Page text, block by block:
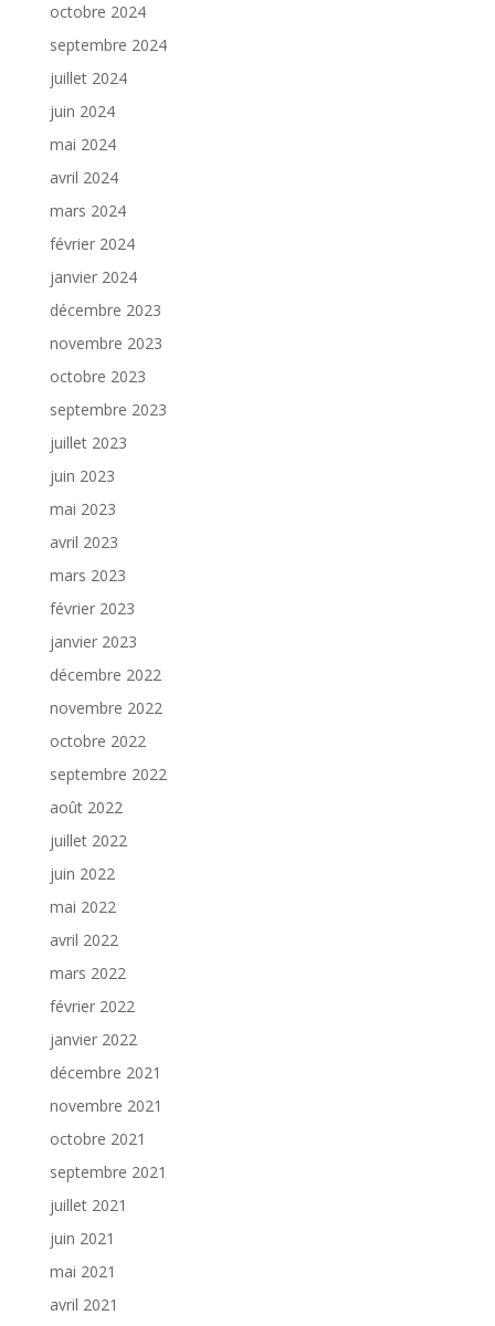
octobre 2024
septembre 2024
juillet 2024
juin 2024
mai 2024
avril 2024
mars 2024
février 2024
janvier 2024
décembre 2023
novembre 2023
octobre 2023
septembre 2023
juillet 2023
juin 2023
mai 2023
avril 2023
mars 2023
février 2023
janvier 2023
décembre 2022
novembre 2022
octobre 2022
septembre 2022
août 2022
juillet 2022
juin 2022
mai 2022
avril 2022
mars 2022
février 2022
janvier 2022
décembre 2021
novembre 2021
octobre 2021
septembre 2021
juillet 2021
juin 2021
mai 2021
avril 2021